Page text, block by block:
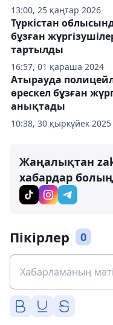
13:00, 25 қаңтар 2026
16:57, 01 қараша 2024
Түркістан
бұзған
тартылды
10:38, 30 қыркүйек 2025
Атырауда
өрескел бұзған
анықтады
Жаңалықтан
хабардар
Пікірлер 0